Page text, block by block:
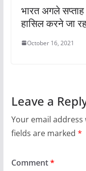
भारत अगले
हासिल करने जा
October 16, 2021
Leave a
Your email
fields are marked *
Comment*